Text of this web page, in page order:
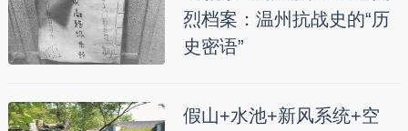
烈档案：温州抗战史的“历
史密语”
假山+水池+新风系统+空